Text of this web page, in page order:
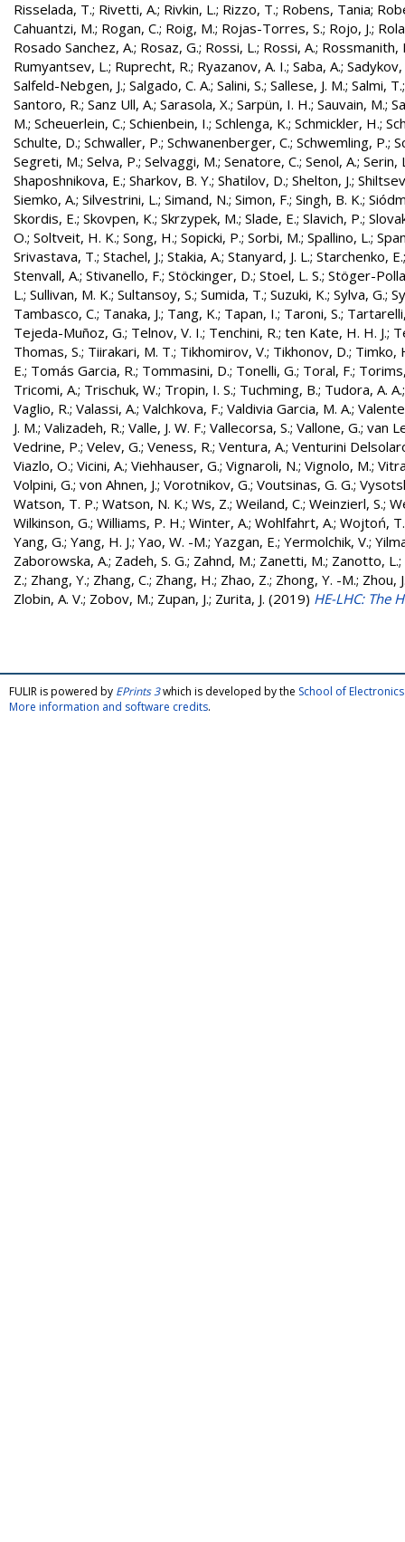
Risselada, T.; Rivetti, A.; Rivkin, L.; Rizzo, T.; Robens, Tania;
Cahuantzi, M.; Rogan, C.; Roig, M.; Rojas-Torres, S.; Rojo, J.;
Rosado Sanchez, A.; Rosaz, G.; Rossi, L.; Rossi, A.; Rossmanith,
Rumyantsev, L.; Ruprecht, R.; Ryazanov, A. I.; Saba, A.; Sadykov,
Salfeld-Nebgen, J.; Salgado, C. A.; Salini, S.; Sallese, J. M.; Salmi, T.
Santoro, R.; Sanz Ull, A.; Sarasola, X.; Sarpün, I. H.; Sauvain, M.;
M.; Scheuerlein, C.; Schienbein, I.; Schlenga, K.; Schmickler, H.;
Schulte, D.; Schwaller, P.; Schwanenberger, C.; Schwemling, P.;
Segreti, M.; Selva, P.; Selvaggi, M.; Senatore, C.; Senol, A.; Serin,
Shaposhnikova, E.; Sharkov, B. Y.; Shatilov, D.; Shelton, J.;
Siemko, A.; Silvestrini, L.; Simand, N.; Simon, F.; Singh, B. K.;
Skordis, E.; Skovpen, K.; Skrzypek, M.; Slade, E.; Slavich, P.;
O.; Soltveit, H. K.; Song, H.; Sopicki, P.; Sorbi, M.; Spallino, L.;
Srivastava, T.; Stachel, J.; Stakia, A.; Stanyard, J. L.; Starchenko, E.
Stenvall, A.; Stivanello, F.; Stöckinger, D.; Stoel, L. S.; Stöger-
L.; Sullivan, M. K.; Sultansoy, S.; Sumida, T.; Suzuki, K.; Sylva, G.;
Tambasco, C.; Tanaka, J.; Tang, K.; Tapan, I.; Taroni, S.;
Tejeda-Muñoz, G.; Telnov, V. I.; Tenchini, R.; ten Kate, H. H. J.;
Thomas, S.; Tiirakari, M. T.; Tikhomirov, V.; Tikhonov, D.; Timko,
E.; Tomás Garcia, R.; Tommasini, D.; Tonelli, G.; Toral, F.;
Tricomi, A.; Trischuk, W.; Tropin, I. S.; Tuchming, B.; Tudora, A. A.
Vaglio, R.; Valassi, A.; Valchkova, F.; Valdivia Garcia, M. A.;
J. M.; Valizadeh, R.; Valle, J. W. F.; Vallecorsa, S.; Vallone, G.; van
Vedrine, P.; Velev, G.; Veness, R.; Ventura, A.; Venturini
Viazlo, O.; Vicini, A.; Viehhauser, G.; Vignaroli, N.; Vignolo, M.;
Volpini, G.; von Ahnen, J.; Vorotnikov, G.; Voutsinas, G. G.;
Watson, T. P.; Watson, N. K.; Ws, Z.; Weiland, C.; Weinzierl, S.;
Wilkinson, G.; Williams, P. H.; Winter, A.; Wohlfahrt, A.; Wojtoń, T.
Yang, G.; Yang, H. J.; Yao, W. -M.; Yazgan, E.; Yermolchik, V.;
Zaborowska, A.; Zadeh, S. G.; Zahnd, M.; Zanetti, M.; Zanotto, L.;
Z.; Zhang, Y.; Zhang, C.; Zhang, H.; Zhao, Z.; Zhong, Y. -M.; Zhou,
Zlobin, A. V.; Zobov, M.; Zupan, J.; Zurita, J. (2019) HE-LHC: The
FULIR is powered by EPrints 3which is developed by the School of
More information and software credits.